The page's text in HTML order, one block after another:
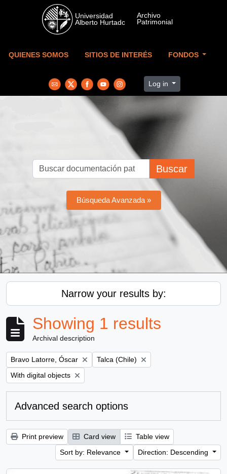
Skip to main content
QUIENES SOMOS SITIOS DE INTERÉS FONDOS
Log in
Buscar
Búsqueda Avanzada »
Narrow your results by:
Showing 1 results
Archival description
Remove filter:
Bravo Latorre, Óscar Remove filter:
Talca (Chile)
Remove filter:
With digital objects
Advanced search options
Print preview Card view
Table view
Sort by: Relevance
Direction: Descending